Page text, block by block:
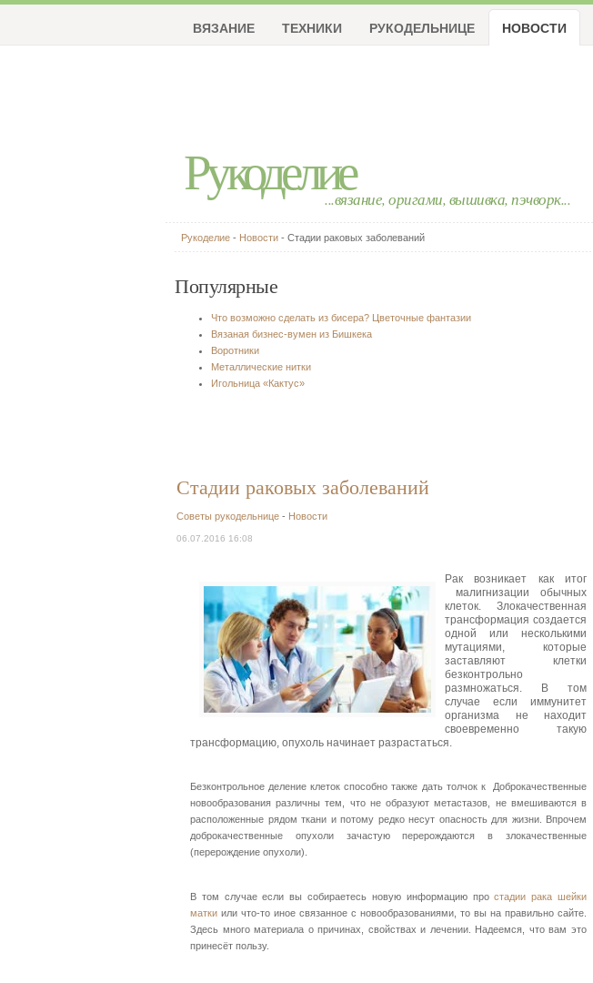
Рукоделие...вязание, оригами, вышивка, пэчворк...
ВЯЗАНИЕ ТЕХНИКИ РУКОДЕЛЬНИЦЕ НОВОСТИ
Рукоделие - Новости - Стадии раковых заболеваний
Популярные
Что возможно сделать из бисера? Цветочные фантазии
Вязаная бизнес-вумен из Бишкека
Воротники
Металлические нитки
Игольница «Кактус»
Стадии раковых заболеваний
Советы рукодельнице - Новости
06.07.2016 16:08
Рак возникает как итог
малигнизации обычных
клеток. Злокачественная
трансформация создается
одной или несколькими
мутациями, которые
заставляют клетки
безконтрольно
размножаться. В том
случае если иммунитет
организма не находит
своевременно такую
трансформацию, опухоль начинает разрастаться.
Безконтрольное деление клеток способно также дать толчок к Доброкачественные
новообразования различны тем, что не образуют метастазов, не вмешиваются в
расположенные рядом ткани и потому редко несут опасность для жизни. Впрочем
доброкачественные опухоли зачастую перерождаются в злокачественные
(перерождение опухоли).
В том случае если вы собираетесь новую информацию простадии рака шейки
матки или что-то иное связанное с новообразованиями, то вы на правильно сайте.
Здесь много материала о причинах, свойствах и лечении. Надеемся, что вам это
принесёт пользу.